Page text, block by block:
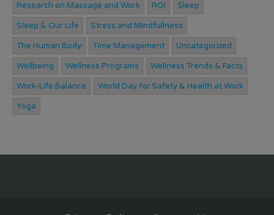
Research on Massage and Work ROI Sleep
Sleep & Our Life Stress and Mindfullness
The Human Body Time Management Uncategorized
Wellbeing Wellness Programs Wellness Trends & Facts
Work-Life Balance World Day for Safety & Health at Work
Yoga